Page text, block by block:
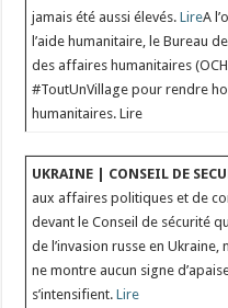
jamais été aussi élevés.LireA
l’aide humanitaire, le Bureau
des affaires humanitaires
#ToutUnVillage pour rendre
humanitaires. Lire
UKRAINE | CONSEIL DE
aux affaires politiques et de
devant le Conseil de sécurité
de l’invasion russe en
ne montre aucun signe
s’intensifient.Lire